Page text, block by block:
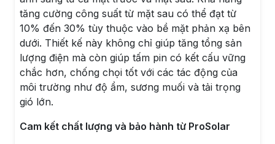
tăng cường công suất từ mặt sau có thể đạt từ
10% đến 30% tùy thuộc vào bề mặt phản xạ bên
dưới. Thiết kế này không chỉ giúp tăng tổng sản
lượng điện mà còn giúp tấm pin có kết cấu vững
chắc hơn, chống chọi tốt với các tác động của
môi trường như độ ẩm, sương muối và tải trọng
gió lớn.
Cam kết chất lượng và bảo hành từ ProSolar